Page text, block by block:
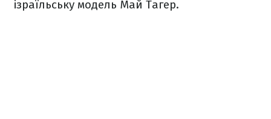
ізраїльську модель Май Тагер.